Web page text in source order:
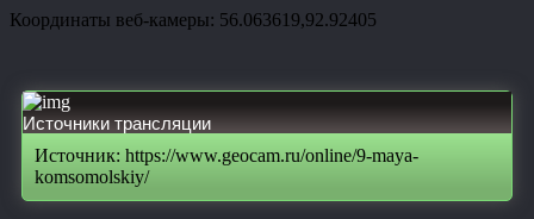
Координаты веб-камеры: 56.063619,92.92405
Источники трансляции
Источник: https://www.geocam.ru/online/9-maya-
komsomolskiy/